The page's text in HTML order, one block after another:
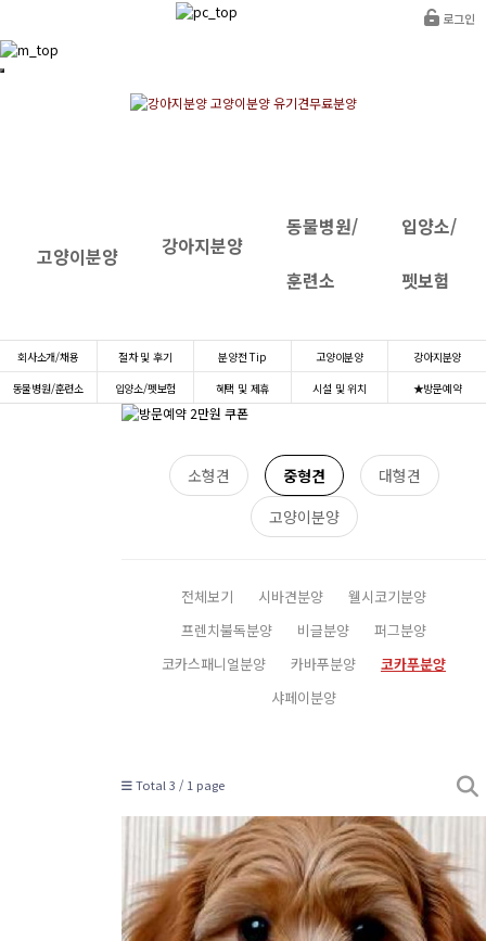
로그인
고양이분양 강아지분양
동물병원/
훈련소
입양소/
펫보험
회사소개/채용 절차 및 후기 분양전 Tip 고양이분양
강아지분양
동물병원/훈련소
입양소/펫보험 혜택 및 제휴 시설 및 위치 ★방문예약
소형견 중형견
대형견
고양이분양
전체보기 시바견분양
웰시코기분양
프렌치불독분양
비글분양
퍼그분양
코카스패니얼분양
카바푸분양
코카푸분양
샤페이분양
Total 3 / 1 page